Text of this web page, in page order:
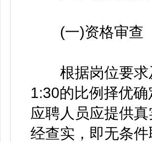
(一)资格审查
根据岗位要求
1:30的比例择优
应聘人员应提供
经查实，即无条